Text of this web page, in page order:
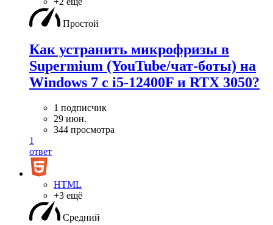
Простой
Как устранить микрофризы в
Supermium (YouTube/чат-боты) на
Windows 7 с i5-12400F и RTX 3050?
1 подписчик
29 июн.
344 просмотра
1
ответ
HTML
+3 ещё
Средний